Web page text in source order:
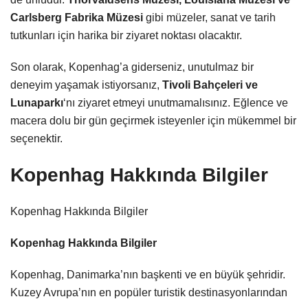
Carlsberg Fabrika Müzesi gibi müzeler, sanat ve tarih
tutkunları için harika bir ziyaret noktası olacaktır.
Son olarak, Kopenhag’a giderseniz, unutulmaz bir
deneyim yaşamak istiyorsanız, Tivoli Bahçeleri ve
Lunaparkı‘nı ziyaret etmeyi unutmamalısınız. Eğlence ve
macera dolu bir gün geçirmek isteyenler için mükemmel bir
seçenektir.
Kopenhag Hakkında Bilgiler
Kopenhag Hakkında Bilgiler
Kopenhag Hakkında Bilgiler
Kopenhag, Danimarka’nın başkenti ve en büyük şehridir.
Kuzey Avrupa’nın en popüler turistik destinasyonlarından